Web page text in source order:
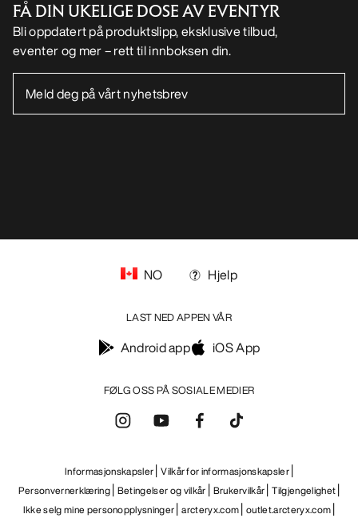
FÅ DIN UKELIGE DOSE AV EVENTYR
Bli oppdatert på produktslipp, eksklusive tilbud,
eventer og mer – rett til innboksen din.
FØLG OSS PÅ SOSIALE MEDIER
NO Hjelp
LAST NED APPEN VÅR
Android app iOS App
Informasjonskapsler Vilkår for informasjonskapsler
Personvernerklæring Betingelser og vilkår Brukervilkår Tilgjengelighet
Ikke selg mine personopplysninger arcteryx.com outlet.arcteryx.com